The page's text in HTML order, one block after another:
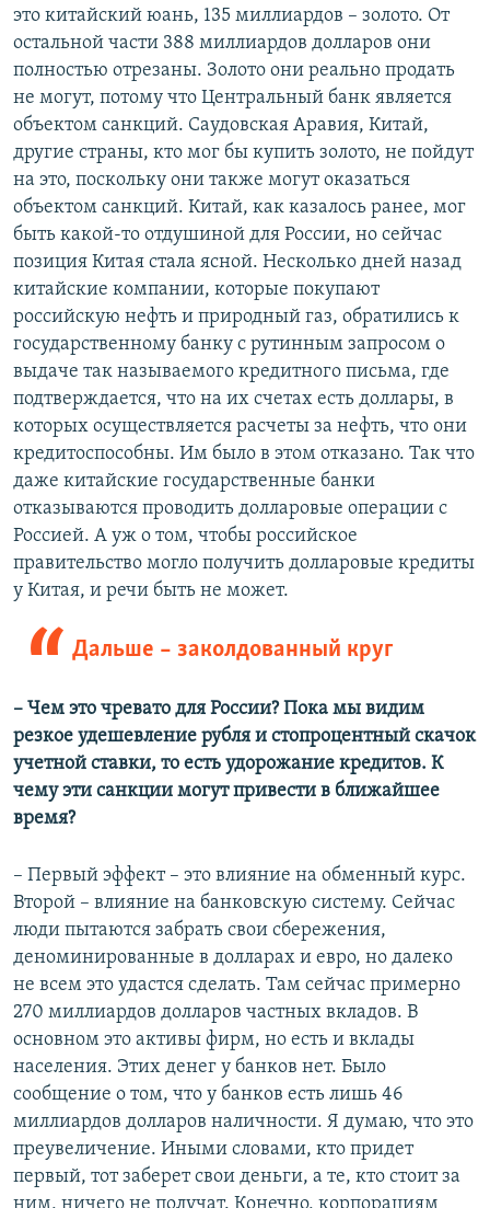
это китайский юань, 135 миллиардов – золото. От
остальной части 388 миллиардов долларов они
полностью отрезаны. Золото они реально продать
не могут, потому что Центральный банк является
объектом санкций. Саудовская Аравия, Китай,
другие страны, кто мог бы купить золото, не пойдут
на это, поскольку они также могут оказаться
объектом санкций. Китай, как казалось ранее, мог
быть какой-то отдушиной для России, но сейчас
позиция Китая стала ясной. Несколько дней назад
китайские компании, которые покупают
российскую нефть и природный газ, обратились к
государственному банку с рутинным запросом о
выдаче так называемого кредитного письма, где
подтверждается, что на их счетах есть доллары, в
которых осуществляется расчеты за нефть, что они
кредитоспособны. Им было в этом отказано. Так что
даже китайские государственные банки
отказываются проводить долларовые операции с
Россией. А уж о том, чтобы российское
правительство могло получить долларовые кредиты
у Китая, и речи быть не может.
Дальше – заколдованный круг
– Чем это чревато для России? Пока мы видим
резкое удешевление рубля и стопроцентный скачок
учетной ставки, то есть удорожание кредитов. К
чему эти санкции могут привести в ближайшее
время?
– Первый эффект – это влияние на обменный курс.
Второй – влияние на банковскую систему. Сейчас
люди пытаются забрать свои сбережения,
деноминированные в долларах и евро, но далеко
не всем это удастся сделать. Там сейчас примерно
270 миллиардов долларов частных вкладов. В
основном это активы фирм, но есть и вклады
населения. Этих денег у банков нет. Было
сообщение о том, что у банков есть лишь 46
миллиардов долларов наличности. Я думаю, что это
преувеличение. Иными словами, кто придет
первый, тот заберет свои деньги, а те, кто стоит за
ним, ничего не получат. Конечно, корпорациям